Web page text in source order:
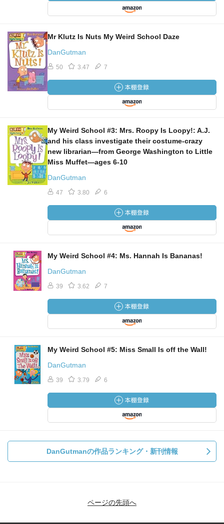
Mr Klutz Is Nuts My Weird School Daze
DanGutman
50 3.47 7
My Weird School #3: Mrs. Roopy Is Loopy!: A.J.
and his class investigate their costume-crazy
new librarian―from George Washington to Little
Miss Muffet―ages 6-10
DanGutman
47 3.80 6
My Weird School #4: Ms. Hannah Is Bananas!
DanGutman
39 3.62 7
My Weird School #5: Miss Small Is off the Wall!
DanGutman
39 3.79 6
DanGutmanの作品ランキング・新刊情報
ページの先頭へ